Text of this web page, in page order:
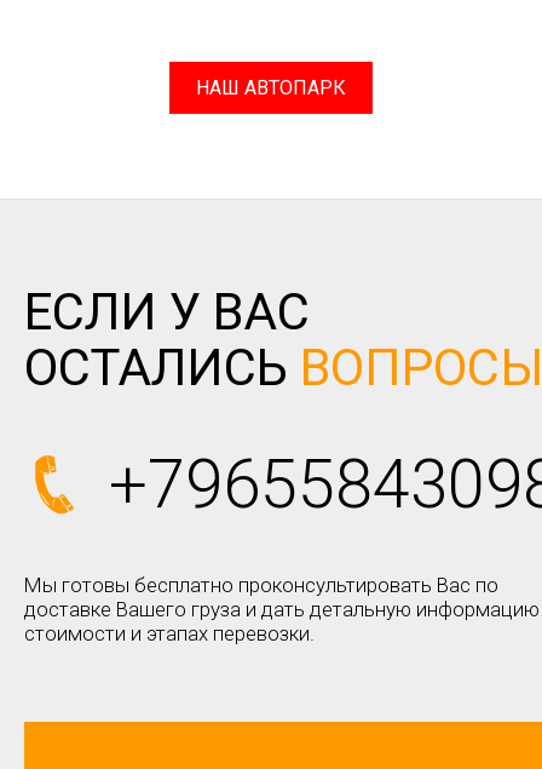
НАШ АВТОПАРК
ЕСЛИ У ВАС
ОСТАЛИСЬ
Мы готовы бесплатно проконсультировать Вас по
доставке Вашего груза и дать детальную
стоимости и этапах перевозки.